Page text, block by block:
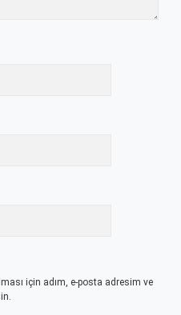
için adım, e-posta adresim ve